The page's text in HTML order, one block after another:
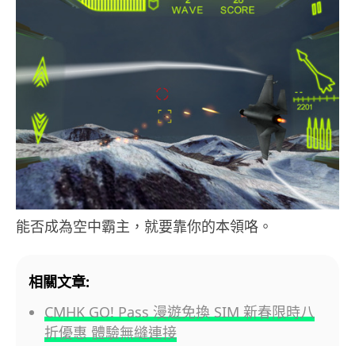
能否成為空中霸主，就要靠你的本領咯。
相關文章:
CMHK GO! Pass 漫遊免換 SIM 新春限時八
折優惠 體驗無縫連接